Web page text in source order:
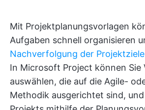
Mit Projektplanungsvorlagen
Aufgaben schnell organisieren
Nachverfolgung der
In Microsoft Project können Sie
auswählen, die auf die Agile-
Methodik ausgerichtet sind, und